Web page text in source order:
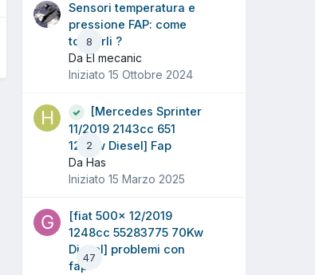
8
Sensori temperatura e
pressione FAP: come
toglierli ?
Da El mecanic
Iniziato 15 Ottobre 2024
2
[Mercedes Sprinter
11/2019 2143cc 651
120Kw Diesel] Fap
Da Has
Iniziato 15 Marzo 2025
47
[fiat 500x 12/2019
1248cc 55283775 70Kw
Diesel] problemi con
fap